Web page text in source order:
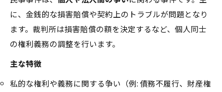
に、金銭的な損害賠償や契約上のトラブルが問題となり
ます。裁判所は損害賠償の額を決定するなど、個人同士
の権利義務の調整を行います。
主な特徴
私的な権利や義務に関する争い（例: 債務不履行、財産権